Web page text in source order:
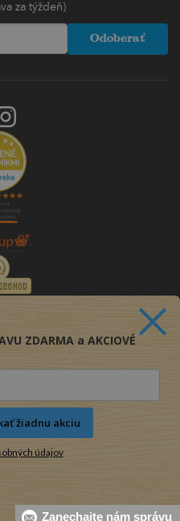
za týždeň)
Odoberať
Zanechajte nám správu
ZDARMA a AKCIOVÉ
žiadnu akciu
údajov